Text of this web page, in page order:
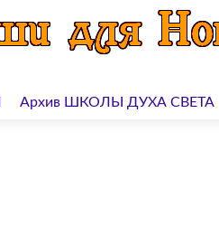
Архив ШКОЛЫ ДУХА СВЕТА